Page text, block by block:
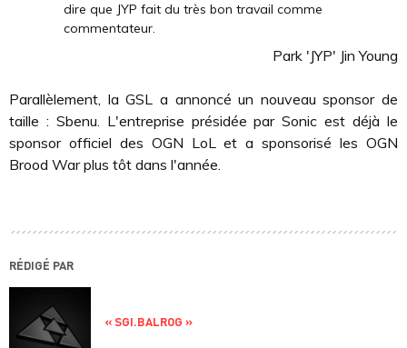
dire que JYP fait du très bon travail comme
commentateur.
Park 'JYP' Jin Young
Parallèlement, la GSL a annoncé un nouveau sponsor de
taille : Sbenu. L'entreprise présidée par Sonic est déjà le
sponsor officiel des OGN LoL et a sponsorisé les OGN
Brood War plus tôt dans l'année.
RÉDIGÉ PAR
« SGI.BALROG »